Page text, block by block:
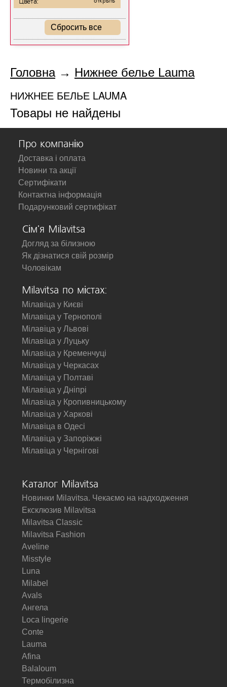
Цвета:
Сбросить все
Головна→ Нижнее белье Lauma
НИЖНЕЕ БЕЛЬЕ LAUMA
Товары не найдены
Про компанію
Доставка і оплата
Новини та акції
Сертифікати
Контактна інформація
Подарунковий сертифікат
Сім'я Milavitsa
Догляд за білизною
Як дізнатися свій розмір
Чоловікам
Milavitsa по містах:
Мілавіца у Києві
Мілавіца у Тернополі
Мілавіца у Львові
Мілавіца у Луцьку
Мілавіца у Кременчуці
Мілавіца у Черкасах
Мілавіца у Полтаві
Мілавіца у Дніпрі
Мілавіца у Кропивницькому
Мілавіца у Харкові
Мілавіца в Одесі
Мілавіца у Запоріжжі
Мілавіца у Чернігові
Каталог Milavitsa
Новинки Milavitsa. Чекаємо на надходження
Ексклюзив Milavitsa
Milavitsa Classic
Milavitsa Fashion
Aveline
Misstyle
Luna
Milabel
Avals
Ангела
Loca lingerie
Conte
Lauma
Afina
Balaloum
Термобілизна